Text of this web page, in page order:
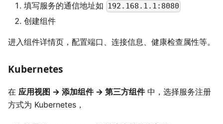
填写服务的通信地址如 192.168.1.1:8080
创建组件
进入组件详情页，配置端口、连接信息、健康检查属性等。
Kubernetes
在 应用视图 -> 添加组件 -> 第三方组件中，选择服务注册
方式为 Kubernetes，